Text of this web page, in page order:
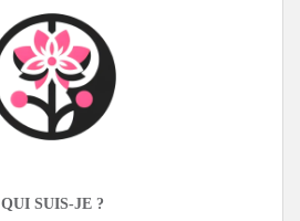
QUI SUIS-JE ?